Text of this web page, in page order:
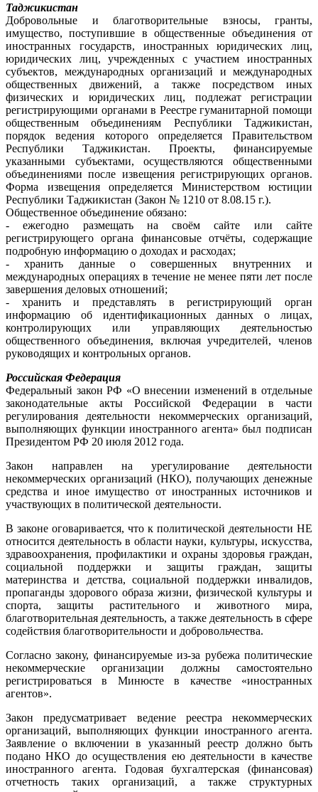
Таджикистан
Добровольные и благотворительные взносы, гранты,
имущество, поступившие в общественные объединения от
иностранных государств, иностранных юридических лиц,
юридических лиц, учрежденных с участием иностранных
субъектов, международных организаций и международных
общественных движений, а также посредством иных
физических и юридических лиц, подлежат регистрации
регистрирующими органами в Реестре гуманитарной помощи
общественным объединениям Республики Таджикистан,
порядок ведения которого определяется Правительством
Республики Таджикистан. Проекты, финансируемые
указанными субъектами, осуществляются общественными
объединениями после извещения регистрирующих органов.
Форма извещения определяется Министерством юстиции
Республики Таджикистан (Закон № 1210 от 8.08.15 г.).
Общественное объединение обязано:
- ежегодно размещать на своём сайте или сайте
регистрирующего органа финансовые отчёты, содержащие
подробную информацию о доходах и расходах;
- хранить данные о совершенных внутренних и
международных операциях в течение не менее пяти лет после
завершения деловых отношений;
- хранить и представлять в регистрирующий орган
информацию об идентификационных данных о лицах,
контролирующих или управляющих деятельностью
общественного объединения, включая учредителей, членов
руководящих и контрольных органов.
Российская Федерация
Федеральный закон РФ «О внесении изменений в отдельные
законодательные акты Российской Федерации в части
регулирования деятельности некоммерческих организаций,
выполняющих функции иностранного агента» был подписан
Президентом РФ 20 июля 2012 года.
Закон направлен на урегулирование деятельности
некоммерческих организаций (НКО), получающих денежные
средства и иное имущество от иностранных источников и
участвующих в политической деятельности.
В законе оговаривается, что к политической деятельности НЕ
относится деятельность в области науки, культуры, искусства,
здравоохранения, профилактики и охраны здоровья граждан,
социальной поддержки и защиты граждан, защиты
материнства и детства, социальной поддержки инвалидов,
пропаганды здорового образа жизни, физической культуры и
спорта, защиты растительного и животного мира,
благотворительная деятельность, а также деятельность в сфере
содействия благотворительности и добровольчества.
Согласно закону, финансируемые из-за рубежа политические
некоммерческие организации должны самостоятельно
регистрироваться в Минюсте в качестве «иностранных
агентов».
Закон предусматривает ведение реестра некоммерческих
организаций, выполняющих функции иностранного агента.
Заявление о включении в указанный реестр должно быть
подано НКО до осуществления ею деятельности в качестве
иностранного агента. Годовая бухгалтерская (финансовая)
отчетность таких организаций, а также структурных